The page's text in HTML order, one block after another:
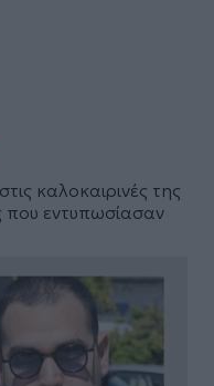
καλοκαιρινές της
που εντυπωσίασαν